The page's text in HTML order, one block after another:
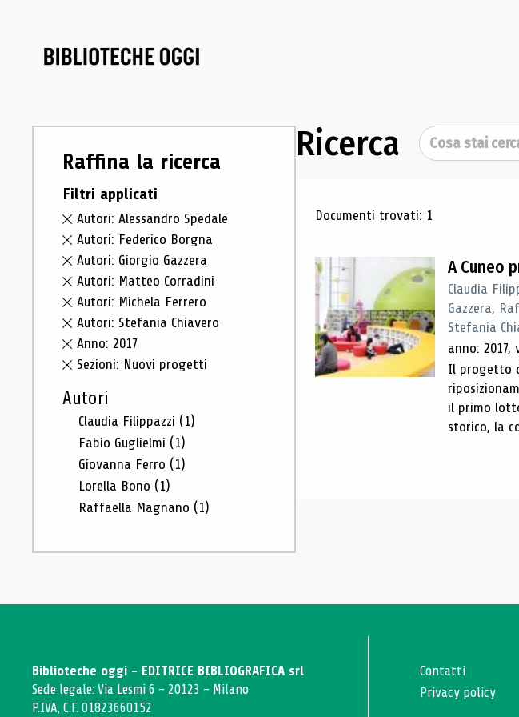
Raffina la ricerca
Filtri applicati
Autori: Alessandro Spedale
Autori: Federico Borgna
Autori: Giorgio Gazzera
Autori: Matteo Corradini
Autori: Michela Ferrero
Autori: Stefania Chiavero
Anno: 2017
Sezioni: Nuovi progetti
Autori
Claudia Filippazzi (1)
Fabio Guglielmi (1)
Giovanna Ferro (1)
Lorella Bono (1)
Raffaella Magnano (1)
Ricerca Cerca
Risultati di
Documenti trovati: 1
A Cuneo
Claudia
Gazzera,
Stefania
anno: 2017,
Il progetto
il primo
storico, la
Biblioteche oggi - EDITRICE BIBLIOGRAFICA srl
Sede legale: Via Lesmi 6 - 20123 - Milano
P.IVA, C.F. 01823660152
Contatti
Privacy policy